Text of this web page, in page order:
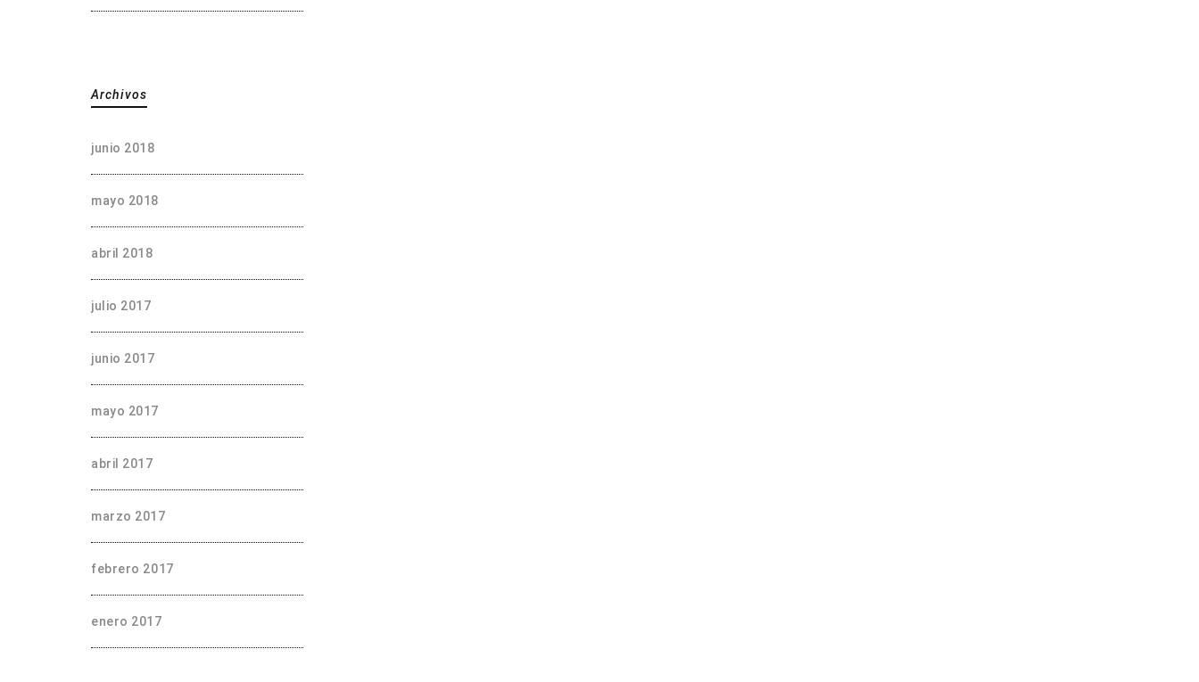
Archivos
junio 2018
mayo 2018
abril 2018
julio 2017
junio 2017
mayo 2017
abril 2017
marzo 2017
febrero 2017
enero 2017